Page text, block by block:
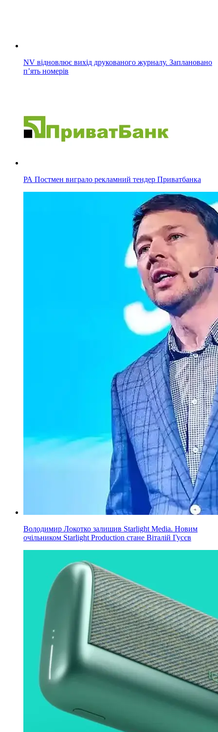
NV відновлює вихід друкованого журналу. Заплановано
п’ять номерів
РА Постмен виграло рекламний тендер Приватбанка
Володимир Локотко залишив Starlight Media. Новим
очільником Starlight Production стане Віталій Гусєв